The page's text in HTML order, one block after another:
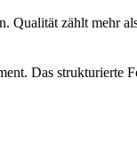
Qualität zählt mehr
Das strukturierte